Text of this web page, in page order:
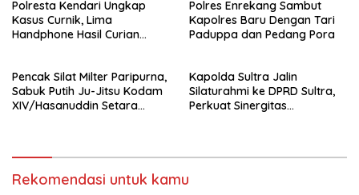
Kejaksaan
Polresta Kendari Ungkap
Kasus Curnik, Lima
Handphone Hasil Curian
Polres Enrekang Sambut
Kapolres Baru Dengan Tari
Paduppa dan Pedang Pora
Pencak Silat Milter Paripurna,
Sabuk Putih Ju-Jitsu Kodam
XIV/Hasanuddin Setara
Kapolda Sultra Jalin
Silaturahmi ke DPRD Sultra,
Perkuat Sinergitas
Rekomendasi untuk kamu